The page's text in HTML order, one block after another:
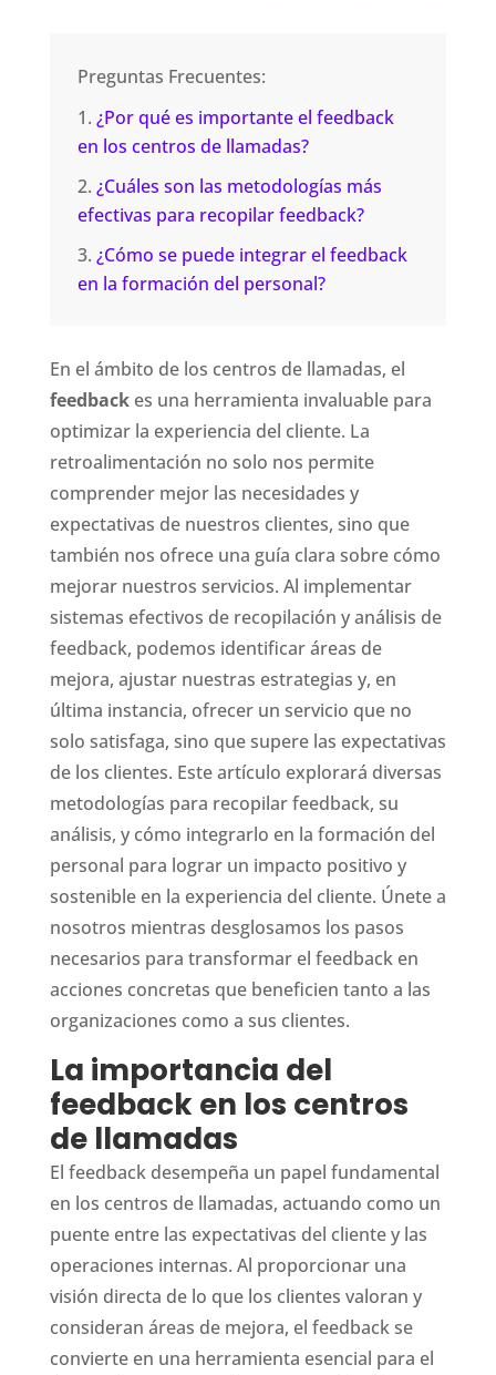
Preguntas Frecuentes:
¿Por qué es importante el feedback
en los centros de llamadas?
¿Cuáles son las metodologías más
efectivas para recopilar feedback?
¿Cómo se puede integrar el feedback
en la formación del personal?
En el ámbito de los centros de llamadas, el
feedbackes una herramienta invaluable para
optimizar la experiencia del cliente. La
retroalimentación no solo nos permite
comprender mejor las necesidades y
expectativas de nuestros clientes, sino que
también nos ofrece una guía clara sobre cómo
mejorar nuestros servicios. Al implementar
sistemas efectivos de recopilación y análisis de
feedback, podemos identificar áreas de
mejora, ajustar nuestras estrategias y, en
última instancia, ofrecer un servicio que no
solo satisfaga, sino que supere las expectativas
de los clientes. Este artículo explorará diversas
metodologías para recopilar feedback, su
análisis, y cómo integrarlo en la formación del
personal para lograr un impacto positivo y
sostenible en la experiencia del cliente. Únete a
nosotros mientras desglosamos los pasos
necesarios para transformar el feedback en
acciones concretas que beneficien tanto a las
organizaciones como a sus clientes.
La importancia del
feedback en los centros
de llamadas
El feedback desempeña un papel fundamental
en los centros de llamadas, actuando como un
puente entre las expectativas del cliente y las
operaciones internas. Al proporcionar una
visión directa de lo que los clientes valoran y
consideran áreas de mejora, el feedback se
convierte en una herramienta esencial para el